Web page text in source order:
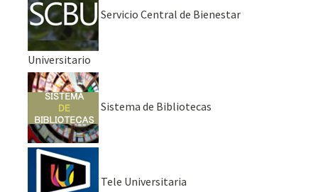
Servicio Central de Bienestar
Universitario
Sistema de Bibliotecas
Tele Universitaria